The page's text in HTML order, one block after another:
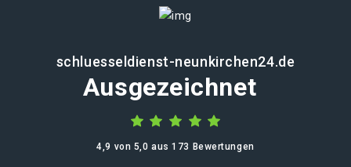
schluesseldienst-neunkirchen24.de
Ausgezeichnet
4,9 von 5,0 aus 173 Bewertungen